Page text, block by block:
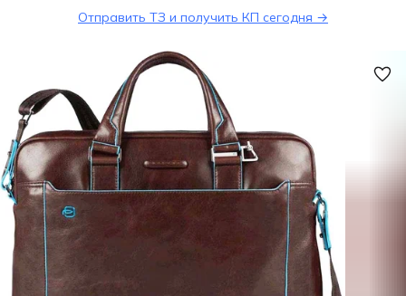
Отправить ТЗ и получить КП сегодня →